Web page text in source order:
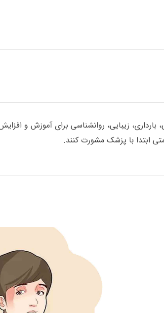
زیبایی، روانشناسی برای آموزش و
ابتدا با پزشک مشورت کنند.